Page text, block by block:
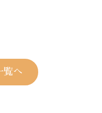
覧へ